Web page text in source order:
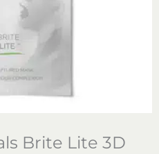
Brite Lite 3D